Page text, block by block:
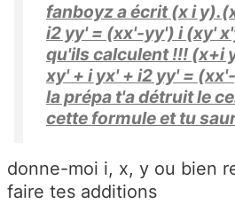
fanboyz a écrit (x i
i2 yy' = (xx'-yy') i (xy'
qu'ils calculent !!! (x+i
xy' + i yx' + i2 yy' =
la prépa t'a détruit le
cette formule et tu
donne-moi i, x, y ou bien
faire tes additions